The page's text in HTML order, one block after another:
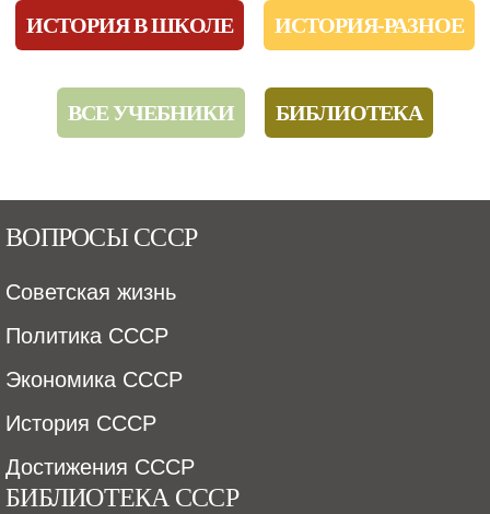
ИСТОРИЯ В ШКОЛЕ ИСТОРИЯ-РАЗНОЕ
ВСЕ УЧЕБНИКИ БИБЛИОТЕКА
ВОПРОСЫ СССР
Советская жизнь
Политика СССР
Экономика СССР
История СССР
Достижения СССР
БИБЛИОТЕКА СССР